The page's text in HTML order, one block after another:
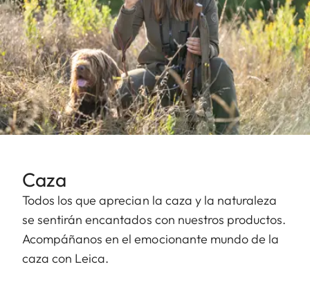
Caza
Todos los que aprecian la caza y la naturaleza
se sentirán encantados con nuestros productos.
Acompáñanos en el emocionante mundo de la
caza con Leica.